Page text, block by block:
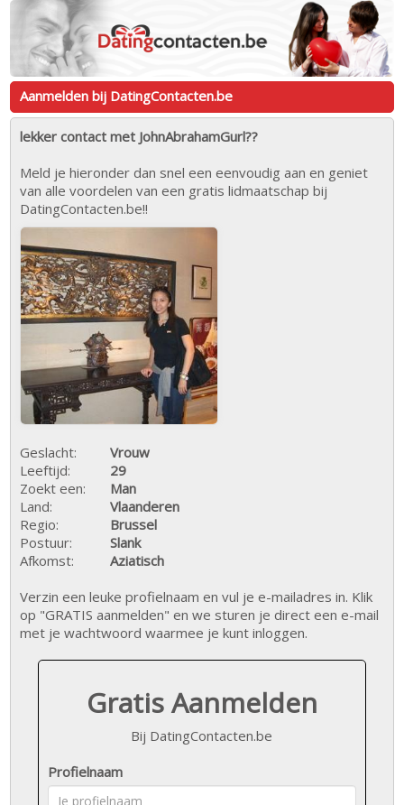
Aanmelden bij DatingContacten.be
lekker contact met JohnAbrahamGurl??
Meld je hieronder dan snel een eenvoudig aan en geniet
van alle voordelen van een gratis lidmaatschap bij
DatingContacten.be!!
Geslacht:
Vrouw
Leeftijd:
29
Zoekt een:
Man
Land:
Vlaanderen
Regio:
Brussel
Postuur:
Slank
Afkomst:
Aziatisch
Verzin een leuke profielnaam en vul je e-mailadres in. Klik
op "GRATIS aanmelden" en we sturen je direct een e-mail
met je wachtwoord waarmee je kunt inloggen.
Gratis Aanmelden
Bij DatingContacten.be
Profielnaam